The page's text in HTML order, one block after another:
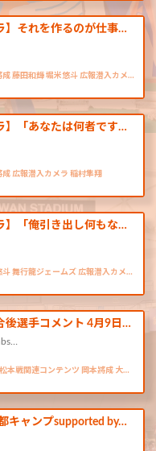
】それを作るのが仕事…
成 藤田和輝 堀米悠斗 広報潜入カメ…
】「あなたは何者です…
広報潜入カメラ 稲村隼翔
】「俺引き出し何もな…
斗 舞行龍ジェームズ 広報潜入カメ…
後選手コメント 4月9日…
本戦関連コンテンツ 岡本將成 大…
キャンプsupported by…